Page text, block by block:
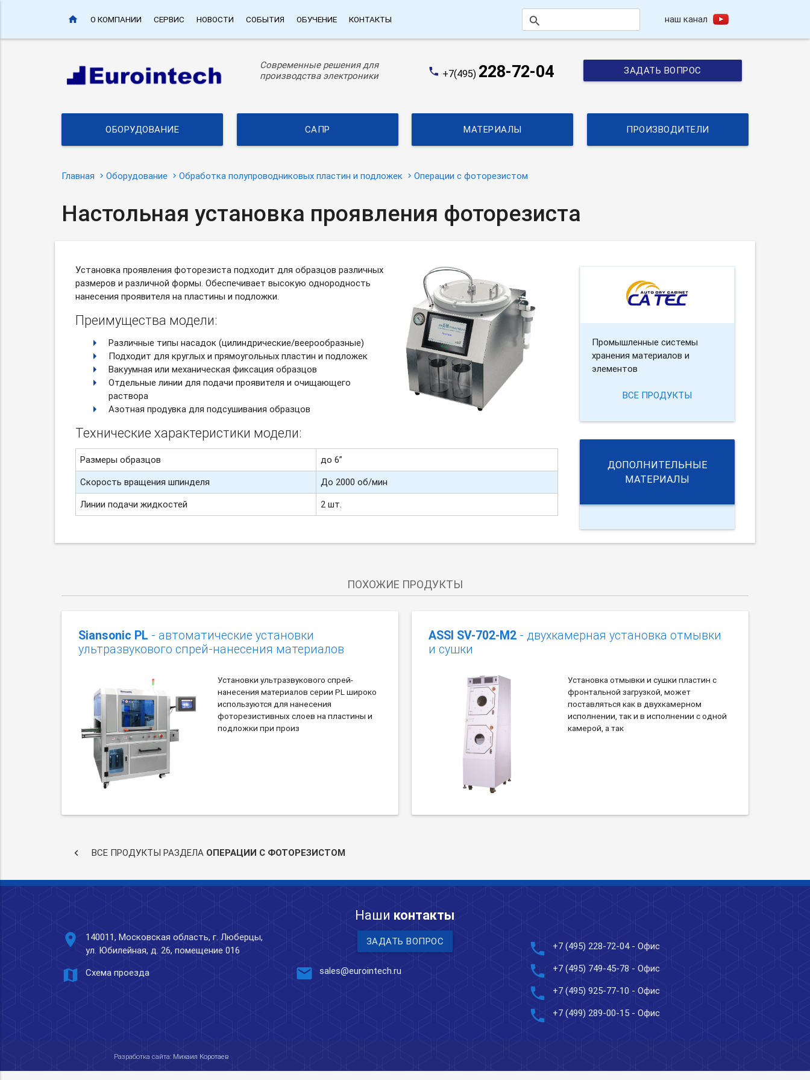
home О КОМПАНИИ СЕРВИС НОВОСТИ СОБЫТИЯ ОБУЧЕНИЕ КОНТАКТЫ search наш канал
Современные решения для
производства электроники
phone +7(495) 228-72-04 ЗАДАТЬ ВОПРОС
ОБОРУДОВАНИЕ САПР МАТЕРИАЛЫ ПРОИЗВОДИТЕЛИ
Главная Оборудование Обработка полупроводниковых пластин и подложек Операции с фоторезистом
Настольная установка проявления фоторезиста
Установка проявления фоторезиста подходит для образцов различных
размеров и различной формы. Обеспечивает высокую однородность
нанесения проявителя на пластины и подложки.
Преимущества модели:
Различные типы насадок (цилиндрические/веерообразные)
Подходит для круглых и прямоугольных пластин и подложек
Вакуумная или механическая фиксация образцов
Отдельные линии для подачи проявителя и очищающего
раствора
Азотная продувка для подсушивания образцов
Технические характеристики модели:
Размеры образцов
до 6”
Скорость вращения шпинделя
До 2000 об/мин
Линии подачи жидкостей
2 шт.
Промышленные системы
хранения материалов и
элементов
ВСЕ ПРОДУКТЫ
ДОПОЛНИТЕЛЬНЫЕ
МАТЕРИАЛЫ
ПОХОЖИЕ ПРОДУКТЫ
Siansonic PL - автоматические установки
ультразвукового спрей-нанесения материалов
Установки ультразвукового спрей-
нанесения материалов серии PL широко
используются для нанесения
фоторезистивных слоев на пластины и
подложки при произ
ASSI SV-702-M2 - двухкамерная установка отмывки
и сушки
Установка отмывки и сушки пластин с
фронтальной загрузкой, может
поставляться как в двухкамерном
исполнении, так и в исполнении с одной
камерой, а так
keyboard_arrow_left ВСЕ ПРОДУКТЫ РАЗДЕЛА ОПЕРАЦИИ С ФОТОРЕЗИСТОМ
Наши контакты
place
140011, Московская область, г. Люберцы,
ул. Юбилейная, д. 26, помещение 016
map Схема проезда
ЗАДАТЬ ВОПРОС
mail sales@eurointech.ru
phone +7 (495) 228-72-04- Офис
phone +7 (495) 749-45-78 - Офис
phone +7 (495) 925-77-10 - Офис
phone +7 (499) 289-00-15 - Офис
Разработка сайта: Михаил Коротаев